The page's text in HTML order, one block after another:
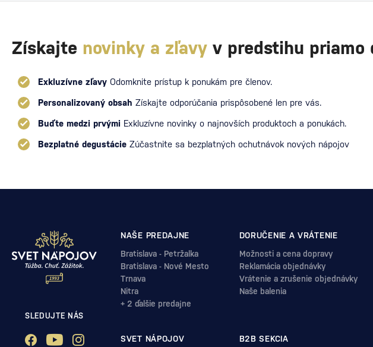
Získajte novinky a zľavy v predstihu priamo
Exkluzívne zľavy Odomknite prístup k ponukám pre členov.
Personalizovaný obsah Získajte odporúčania prispôsobené len pre vás.
Buďte medzi prvými Exkluzívne novinky o najnovších produktoch a ponukách.
Bezplatné degustácie Zúčastnite sa bezplatných ochutnávok nových nápojov
SLEDUJTE NÁS
NAŠE PREDAJNE
Bratislava - Petržalka
Bratislava - Nové Mesto
Trnava
Nitra
+ 2 ďalšie predajne
DORUČENIE A VRÁTENIE
Možnosti a cena dopravy
Reklamácia objednávky
Vrátenie a zrušenie objednávky
Naše balenia
SVET NÁPOJOV
B2B SEKCIA